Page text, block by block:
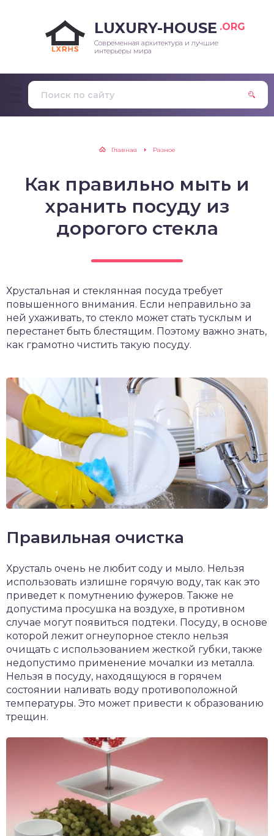
LUXURY-HOUSE .ORG
Современная архитектура и лучшие
интерьеры мира
Главная Разное
Как правильно мыть и
хранить посуду из
дорогого стекла
Хрустальная и стеклянная посуда требует
повышенного внимания. Если неправильно за
ней ухаживать, то стекло может стать тусклым и
перестанет быть блестящим. Поэтому важно знать,
как грамотно чистить такую посуду.
Правильная очистка
Хрусталь очень не любит соду и мыло. Нельзя
использовать излишне горячую воду, так как это
приведет к помутнению фужеров. Также не
допустима просушка на воздухе, в противном
случае могут появиться подтеки. Посуду, в основе
которой лежит огнеупорное стекло нельзя
очищать с использованием жесткой губки, также
недопустимо применение мочалки из металла.
Нельзя в посуду, находящуюся в горячем
состоянии наливать воду противоположной
температуры. Это может привести к образованию
трещин.